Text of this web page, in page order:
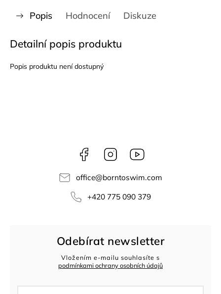
Popis Hodnocení Diskuze
Detailní popis produktu
Popis produktu není dostupný
Facebook Instagram
office@borntoswim.com
+420 775 090 379
Odebírat newsletter
Vložením e-mailu souhlasíte s
podmínkami ochrany osobních údajů